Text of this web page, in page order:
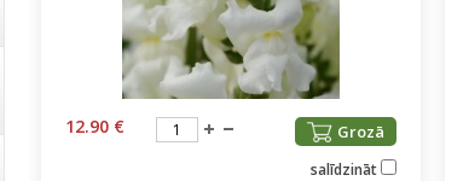
12.90 € Grozā
salīdzināt